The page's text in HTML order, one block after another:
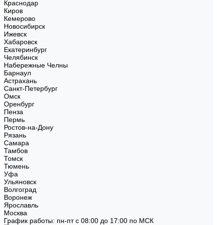
Краснодар
Киров
Кемерово
Новосибирск
Ижевск
Хабаровск
Екатеринбург
Челябинск
Набережные Челны
Барнаул
Астрахань
Санкт-Петербург
Омск
Оренбург
Пенза
Пермь
Ростов-на-Дону
Рязань
Самара
Тамбов
Томск
Тюмень
Уфа
Ульяновск
Волгоград
Воронеж
Ярославль
Москва
График работы: пн-пт с 08:00 до 17:00 по МСК